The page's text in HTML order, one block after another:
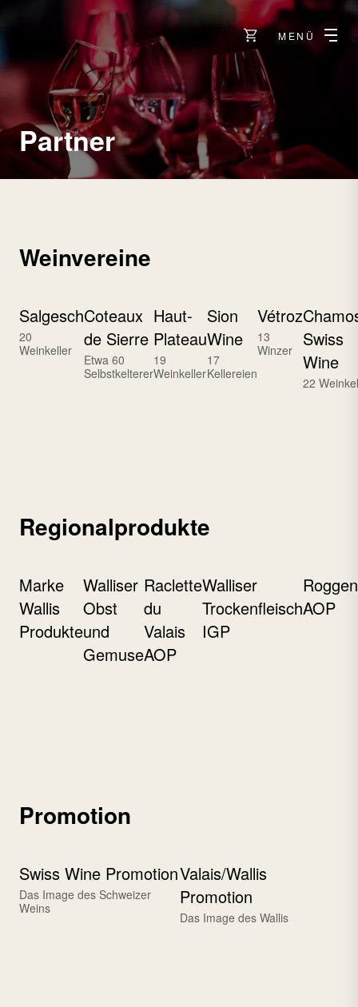
MENÜ
Partner
Weinvereine
Salgesch
20
Weinkeller
Coteaux
de Sierre
Etwa 60
Selbstkelterer
Haut-
Plateau
19
Weinkeller
Sion
Wine
17
Kellereien
Vétroz
13
Winzer
Swiss
Wine
22
Regionalprodukte
Marke
Wallis
Produkte
Walliser
Obst
und
Gemuse
Raclette
du
Valais
AOP
Walliser
Trockenfleisch
IGP
AOP
Promotion
Swiss Wine Promotion
Das Image des Schweizer
Weins
Valais/Wallis
Promotion
Das Image des Wallis